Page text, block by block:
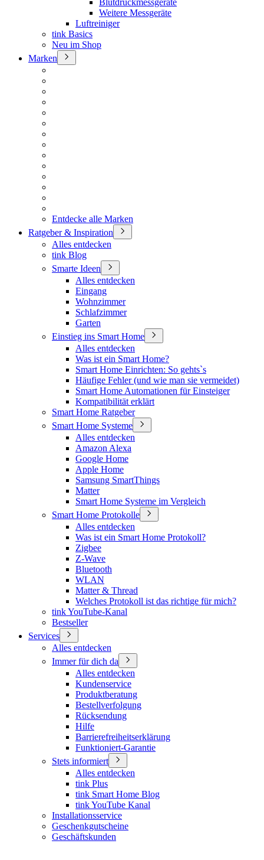
Blutdruckmessgeräte
Weitere Messgeräte
Luftreiniger
tink Basics
Neu im Shop
Marken
Entdecke alle Marken
Ratgeber & Inspiration
Alles entdecken
tink Blog
Smarte Ideen
Alles entdecken
Eingang
Wohnzimmer
Schlafzimmer
Garten
Einstieg ins Smart Home
Alles entdecken
Was ist ein Smart Home?
Smart Home Einrichten: So gehts`s
Häufige Fehler (und wie man sie vermeidet)
Smart Home Automationen für Einsteiger
Kompatibilität erklärt
Smart Home Ratgeber
Smart Home Systeme
Alles entdecken
Amazon Alexa
Google Home
Apple Home
Samsung SmartThings
Matter
Smart Home Systeme im Vergleich
Smart Home Protokolle
Alles entdecken
Was ist ein Smart Home Protokoll?
Zigbee
Z-Wave
Bluetooth
WLAN
Matter & Thread
Welches Protokoll ist das richtige für mich?
tink YouTube-Kanal
Bestseller
Services
Alles entdecken
Immer für dich da
Alles entdecken
Kundenservice
Produktberatung
Bestellverfolgung
Rücksendung
Hilfe
Barrierefreiheitserklärung
Funktioniert-Garantie
Stets informiert
Alles entdecken
tink Plus
tink Smart Home Blog
tink YouTube Kanal
Installationsservice
Geschenkgutscheine
Geschäftskunden